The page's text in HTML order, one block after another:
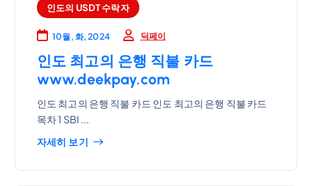
인도의 USDT 수락자
10월, 화, 2024 딕페이
인도 최고의 은행 직불 카드
www.deekpay.com
인도 최고의 은행 직불 카드 인도 최고의 은행 직불 카드
목차 1 SBI ...
자세히 보기